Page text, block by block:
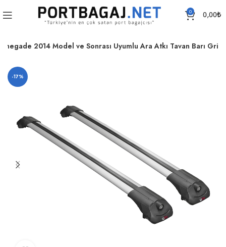
0 0,00₺
2014 Model ve Sonrası Uyumlu Ara Atkı Tavan Barı Gri
-17%